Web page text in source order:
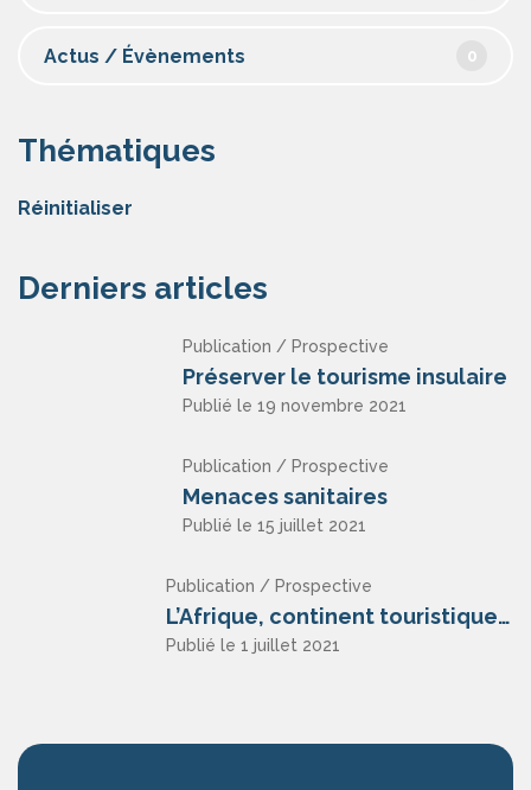
Actus / Évènements 0
Thématiques
Réinitialiser
Derniers articles
Publication / Prospective
Préserver le tourisme insulaire
Publié le 19 novembre 2021
Publication / Prospective
Menaces sanitaires
Publié le 15 juillet 2021
Publication / Prospective
L’Afrique, continent touristique ?
Publié le 1 juillet 2021